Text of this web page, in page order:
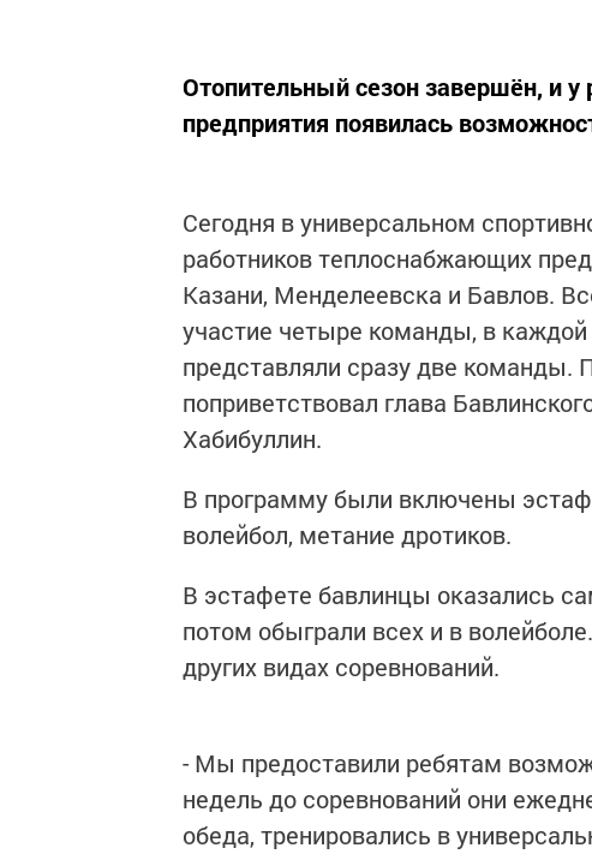
Отопительный сезон завершён, и
предприятия появилась
Сегодня в универсальном
работников теплоснабжающих
Казани, Менделеевска и Бавлов.
участие четыре команды, в
представляли сразу две команды.
поприветствовал глава
Хабибуллин.
В программу были включены
волейбол, метание дротиков.
В эстафете бавлинцы оказались
потом обыграли всех и в
других видах соревнований.
- Мы предоставили ребятам
недель до соревнований они
обеда, тренировались в